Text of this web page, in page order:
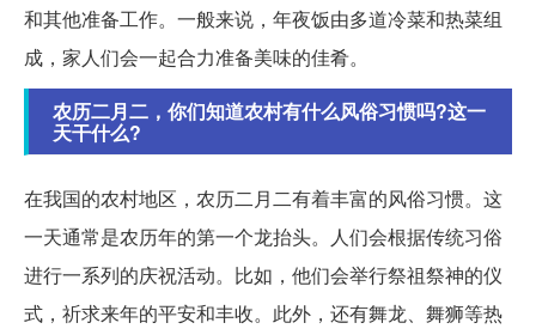
和其他准备工作。一般来说，年夜饭由多道冷菜和热菜组
成，家人们会一起合力准备美味的佳肴。
农历二月二，你们知道农村有什么风俗习惯吗?这一
天干什么?
在我国的农村地区，农历二月二有着丰富的风俗习惯。这
一天通常是农历年的第一个龙抬头。人们会根据传统习俗
进行一系列的庆祝活动。比如，他们会举行祭祖祭神的仪
式，祈求来年的平安和丰收。此外，还有舞龙、舞狮等热